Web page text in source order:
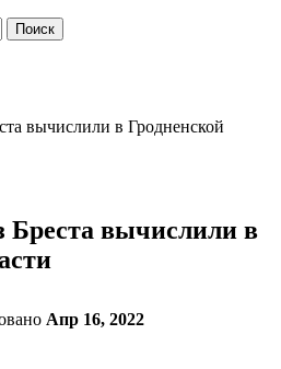
вычислили в Гродненской
Бреста вычислили в
Апр 16, 2022